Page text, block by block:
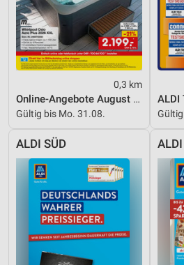
0,3 km
Online-Angebote August 2026
Gültig bis Mo. 31.08.
ALDI
ALDI SÜD